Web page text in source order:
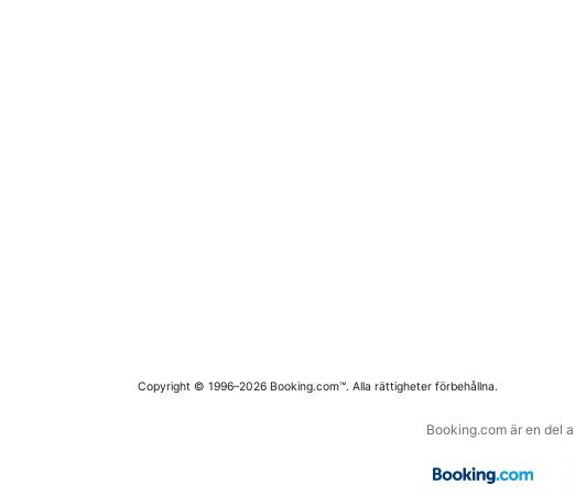
Copyright © 1996–2026 Booking.com™. Alla rättigheter förbehållna.
Booking.com är en del